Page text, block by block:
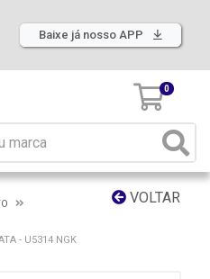
Baixe já nosso APP
0
VOLTAR
- U5314 NGK